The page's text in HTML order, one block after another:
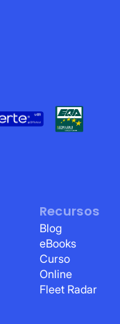
Recursos
Blog
eBooks
Curso
Online
Fleet Radar